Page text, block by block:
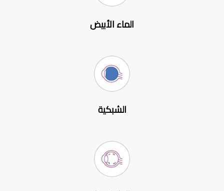
الماء الأبيض
الشبكية